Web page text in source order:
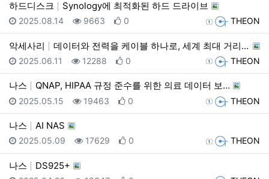
하드디스크 Synology에 최적화된 하드 드라이브
등록자 THEON
등록일
2025.08.14 조회
9663 추천
0
악세사리 데이터와 전력을 케이블 하나로, 세계 최대 거리 전송 …
등록자 THEON
등록일
2025.06.11 조회
12288 추천
0
나스 QNAP, HIPAA 규정 준수를 위한 의료 데이터 보…
등록자 THEON
등록일
2025.05.15 조회
19463 추천
0
나스 AI NAS
등록자 THEON
등록일
2025.05.09 조회
17629 추천
0
나스 DS925+